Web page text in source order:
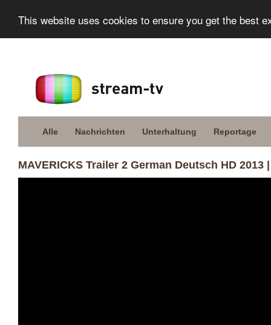
This website uses cookies to ensure you get the best
Alle Nachrichten Unterhaltung Reportage
MAVERICKS Trailer 2 German Deutsch HD 2013